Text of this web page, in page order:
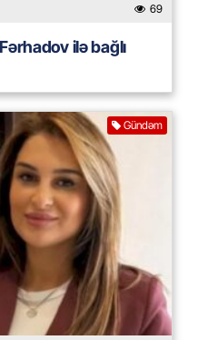
69
ilə bağlı
Gündəm